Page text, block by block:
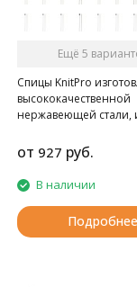
Ещё 5
Cпицы KnitPro
высококачественной
нержавеющей стали,
полировкой.
от 927 руб.
В наличии
Подробнее